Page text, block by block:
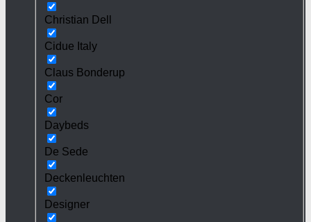
Christian Dell
Cidue Italy
Claus Bonderup
Cor
Daybeds
De Sede
Deckenleuchten
Designer